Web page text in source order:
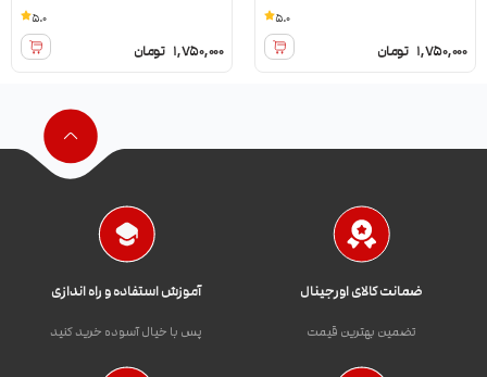
1,750,000 تومان
5.0
1,750,000 تومان
5.0
ضمانت کالای اورجینال
تضمین بهترین قیمت
آموزش استفاده و راه اندازی
پس با خیال آسوده خرید کنید